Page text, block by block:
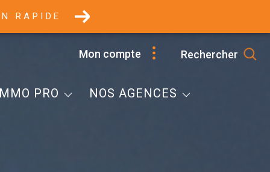
RAPIDE
Mon compte Rechercher
PRO NOS AGENCES
Selestat